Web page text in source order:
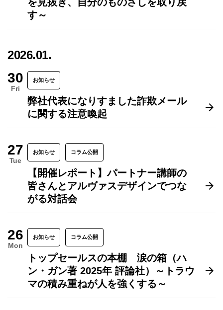
す～
2026.01.
30
Fri
お知らせ
弊社代表になりすました詐欺メール
に関する注意喚起
27
Tue
お知らせ コラム公開
【開催レポート】パートナー講師の
皆さんとアルヴァスデザインでつな
がる対話会
26
Mon
お知らせ コラム公開
トップセールスの本棚 涙の箱（ハ
ン・ガン著 2025年 評論社）～トラウ
マの積み重ねが人を強くする～